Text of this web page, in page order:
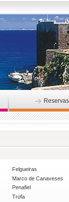
Reservas
Felgueiras
Marco de Canaveses
Penafiel
Trofa